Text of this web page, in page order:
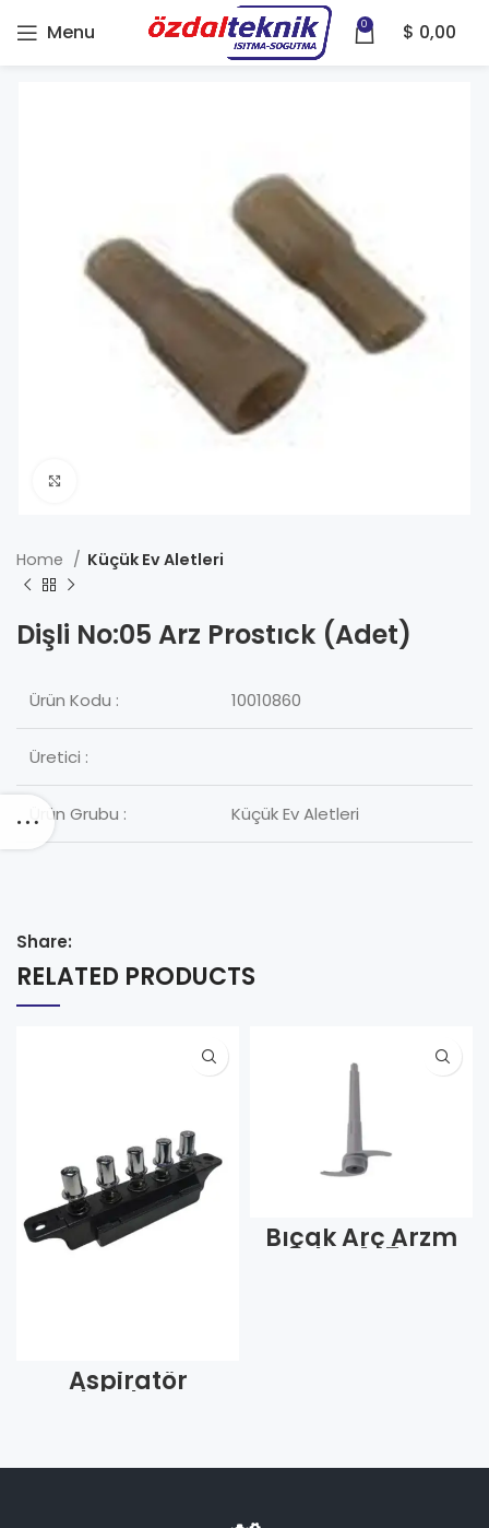
Menu 0 $ 0,00
Home Küçük Ev Aletleri
Dişli No:05 Arz Prostıck (Adet)
Ürün Kodu : 10010860
Üretici :
Ürün Grubu : Küçük Ev Aletleri
Share:
RELATED PRODUCTS
Aspiratör
Davlumbaz Tuş
(Adet)
Bıçak Arç Arzm
Tefal AR147 Uzun